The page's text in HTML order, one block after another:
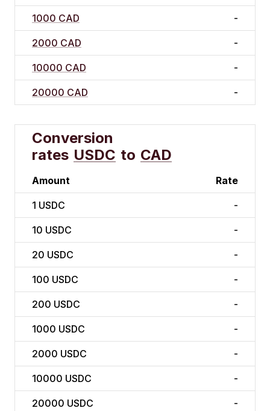
1000 CAD -
2000 CAD -
10000 CAD -
20000 CAD -
Conversion
rates USDC to CAD
Amount Rate
1 USDC -
10 USDC -
20 USDC -
100 USDC -
200 USDC -
1000 USDC -
2000 USDC -
10000 USDC -
20000 USDC -